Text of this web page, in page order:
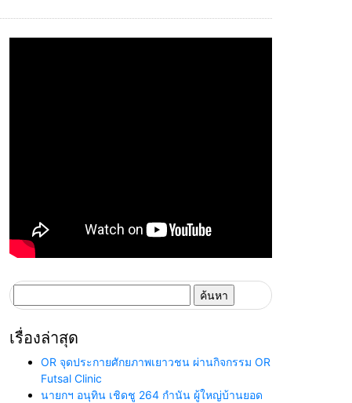
สำหรับ:
เรื่องล่าสุด
OR จุดประกายศักยภาพเยาวชน ผ่านกิจกรรม OR
Futsal Clinic
นายกฯ อนุทิน เชิดชู 264 กำนัน ผู้ใหญ่บ้านยอด